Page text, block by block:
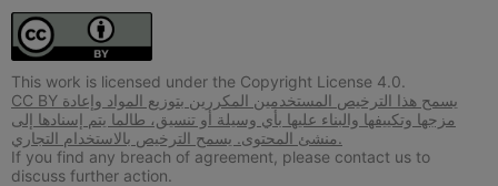
This work is licensed under the Copyright License 4.0.
CC BY يسمح هذا الترخيص المستخدمين المكررين بتوزيع المواد وإعادة
مزجها وتكييفها والبناء عليها بأي وسيلة أو تنسيق، طالما يتم إسنادها إلى
منشئ المحتوى. يسمح الترخيص بالاستخدام التجاري.
If you find any breach of agreement, please contact us to
discuss further action.